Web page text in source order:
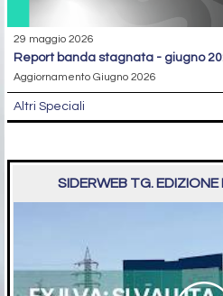
29 maggio 2026
report banda stagnata - giugno
Aggiornamento Giugno 2026
Altri Speciali
SIDERWEB TG.